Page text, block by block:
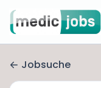
Jobsuche